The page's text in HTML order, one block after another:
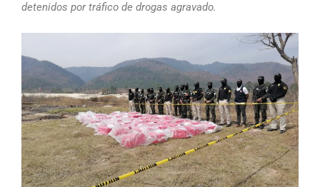
detenidos por tráfico de drogas agravado.